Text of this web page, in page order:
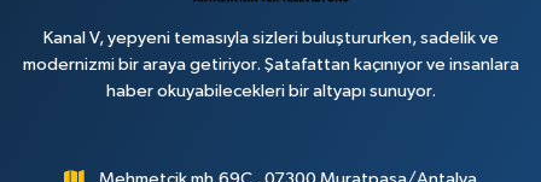
Kanal V, yepyeni temasıyla sizleri buluştururken, sadelik ve
modernizmi bir araya getiriyor. Şatafattan kaçınıyor ve insanlara
haber okuyabilecekleri bir altyapı sunuyor.